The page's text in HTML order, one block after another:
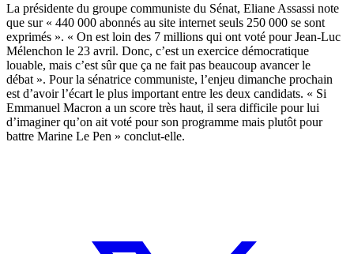
La présidente du groupe communiste du Sénat, Eliane Assassi note
que sur « 440 000 abonnés au site internet seuls 250 000 se sont
exprimés ». « On est loin des 7 millions qui ont voté pour Jean-Luc
Mélenchon le 23 avril. Donc, c’est un exercice démocratique
louable, mais c’est sûr que ça ne fait pas beaucoup avancer le
débat ». Pour la sénatrice communiste, l’enjeu dimanche prochain
est d’avoir l’écart le plus important entre les deux candidats. « Si
Emmanuel Macron a un score très haut, il sera difficile pour lui
d’imaginer qu’on ait voté pour son programme mais plutôt pour
battre Marine Le Pen » conclut-elle.